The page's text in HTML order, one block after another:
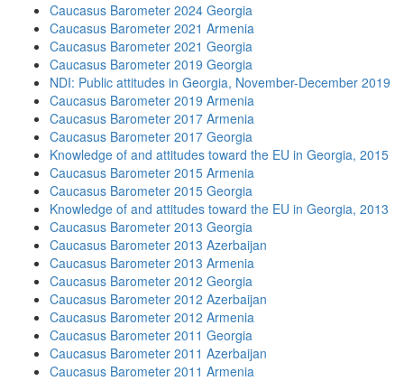
Caucasus Barometer 2024 Georgia
Caucasus Barometer 2021 Armenia
Caucasus Barometer 2021 Georgia
Caucasus Barometer 2019 Georgia
NDI: Public attitudes in Georgia, November-December 2019
Caucasus Barometer 2019 Armenia
Caucasus Barometer 2017 Armenia
Caucasus Barometer 2017 Georgia
Knowledge of and attitudes toward the EU in Georgia, 2015
Caucasus Barometer 2015 Armenia
Caucasus Barometer 2015 Georgia
Knowledge of and attitudes toward the EU in Georgia, 2013
Caucasus Barometer 2013 Georgia
Caucasus Barometer 2013 Azerbaijan
Caucasus Barometer 2013 Armenia
Caucasus Barometer 2012 Georgia
Caucasus Barometer 2012 Azerbaijan
Caucasus Barometer 2012 Armenia
Caucasus Barometer 2011 Georgia
Caucasus Barometer 2011 Azerbaijan
Caucasus Barometer 2011 Armenia